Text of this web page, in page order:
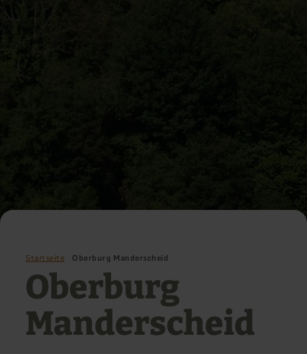
Startseite Oberburg Manderscheid
Oberburg
Manderscheid